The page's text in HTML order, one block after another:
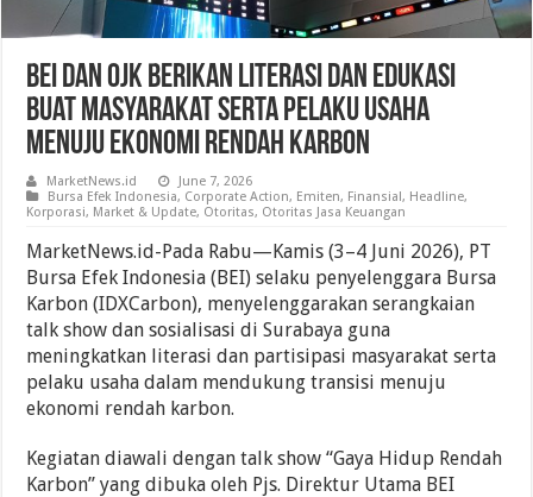
BEI Dan OJK Berikan Literasi Dan Edukasi
Buat Masyarakat Serta Pelaku Usaha
Menuju Ekonomi Rendah Karbon
MarketNews.id
June 7, 2026
Bursa Efek Indonesia, Corporate Action, Emiten, Finansial, Headline,
Korporasi, Market & Update, Otoritas, Otoritas Jasa Keuangan
MarketNews.id-Pada Rabu—Kamis (3–4 Juni 2026), PT
Bursa Efek Indonesia (BEI) selaku penyelenggara Bursa
Karbon (IDXCarbon), menyelenggarakan serangkaian
talk show dan sosialisasi di Surabaya guna
meningkatkan literasi dan partisipasi masyarakat serta
pelaku usaha dalam mendukung transisi menuju
ekonomi rendah karbon.
Kegiatan diawali dengan talk show “Gaya Hidup Rendah
Karbon” yang dibuka oleh Pjs. Direktur Utama BEI